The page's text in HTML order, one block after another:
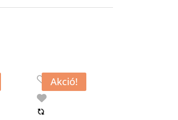
Akció!